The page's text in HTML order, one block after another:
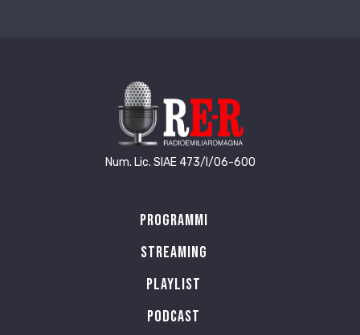
Num. Lic. SIAE 473/I/06-600
Programmi
Streaming
Playlist
PODCAST